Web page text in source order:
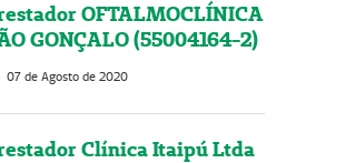
OFTALMOCLÍNICA
GONÇALO (55004164-2)
07 de Agosto de 2020
Clínica Itaipú Ltda